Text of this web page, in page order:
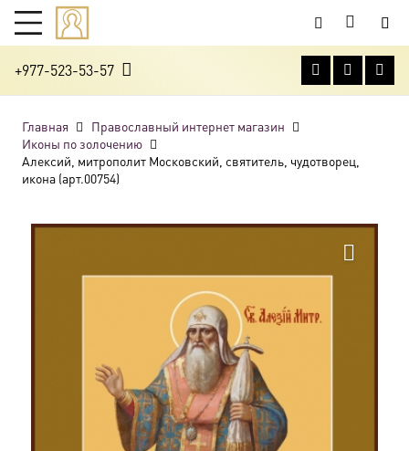
+977-523-53-57
Главная
Православный интернет магазин
Иконы по золочению
Алексий, митрополит Московский, святитель, чудотворец,
икона (арт.00754)